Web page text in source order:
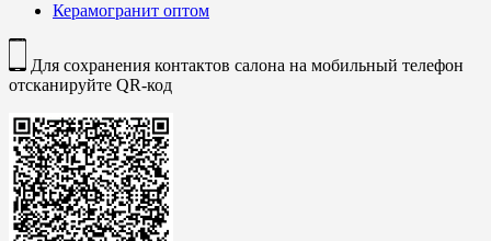
Керамогранит оптом
Для сохранения контактов салона на мобильный телефон
отсканируйте QR-код